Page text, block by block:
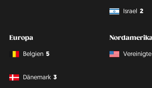
Israel 2
Europa
Belgien 5
Dänemark 3